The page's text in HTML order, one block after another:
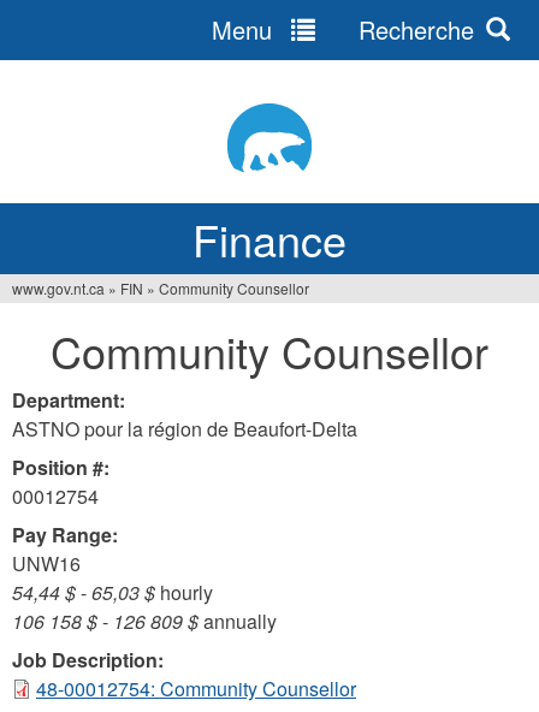
Finance
Menu Recherche
are
here
www.gov.nt.ca » FIN » Community Counsellor
Community Counsellor
Department:
ASTNO pour la région de Beaufort-Delta
Position #:
00012754
Pay Range:
UNW16
54,44 $-65,03 $ hourly
106 158 $- 126 809 $annually
Job Description:
48-00012754: Community Counsellor